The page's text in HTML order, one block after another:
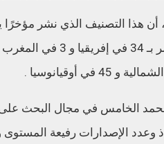
أن هذا التصنيف الذي نشر مؤخرًا
محمد الخامس في مجال البحث
وعدد الإصدارات رفيعة